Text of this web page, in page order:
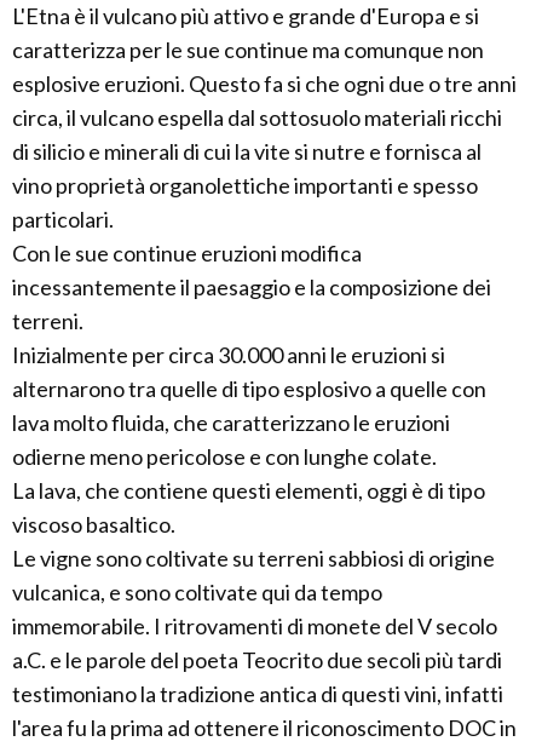
L'Etna è il vulcano più attivo e grande d'Europa e si
caratterizza per le sue continue ma comunque non
esplosive eruzioni. Questo fa si che ogni due o tre anni
circa, il vulcano espella dal sottosuolo materiali ricchi
di silicio e minerali di cui la vite si nutre e fornisca al
vino proprietà organolettiche importanti e spesso
particolari.
Con le sue continue eruzioni modifica
incessantemente il paesaggio e la composizione dei
terreni.
Inizialmente per circa 30.000 anni le eruzioni si
alternarono tra quelle di tipo esplosivo a quelle con
lava molto fluida, che caratterizzano le eruzioni
odierne meno pericolose e con lunghe colate.
La lava, che contiene questi elementi, oggi è di tipo
viscoso basaltico.
Le vigne sono coltivate su terreni sabbiosi di origine
vulcanica, e sono coltivate qui da tempo
immemorabile. I ritrovamenti di monete del V secolo
a.C. e le parole del poeta Teocrito due secoli più tardi
testimoniano la tradizione antica di questi vini, infatti
l'area fu la prima ad ottenere il riconoscimento DOC in